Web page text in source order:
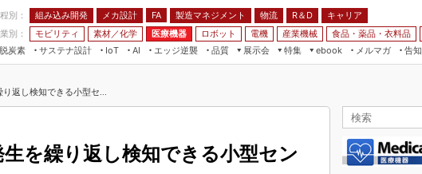
別： 組み込み開発 メカ設計 FA 製造マネジメント 物流 R＆D
キャリア
別：
モビリティ 素材／化学 医療機器 ロボット 電機 産業機械 食品・薬品・衣料品
脱炭素
サステナ設計
IoT
AI
保全
エッジ逆襲 品質
展示会
JIMTOF
IIFES
特集
VR／AR
フィールドサービス
ebook
モビリティ
メルマガ
告知
返し検知できる小型セ...
を繰り返し検知できる小型セン